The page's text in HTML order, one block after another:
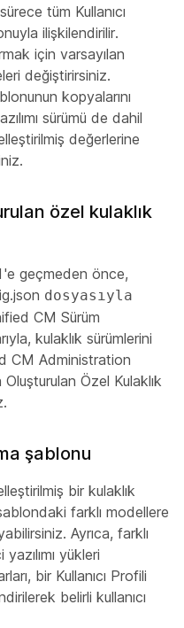
tüm Kullanıcı
ilişkilendirilir.
için varsayılan
değiştirirsiniz.
kopyalarını
sürümü de dahil
değerlerine
özel kulaklık
geçmeden önce,
dosyasıyla
CM Sürüm
kulaklık sürümlerini
CM Administration
Özel Kulaklık
şablonu
bir kulaklık
farklı modellere
Ayrıca, farklı
yükleri
bir Kullanıcı Profili
belirli kullanıcı